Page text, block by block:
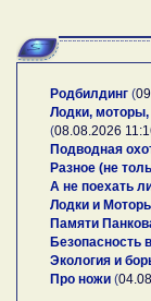
Родбилдинг (
Лодки,
(08.08.2026
Подводная
Разное (не
А не поехать
Лодки и
Памяти
Безопасность
Экология и
Про ножи (